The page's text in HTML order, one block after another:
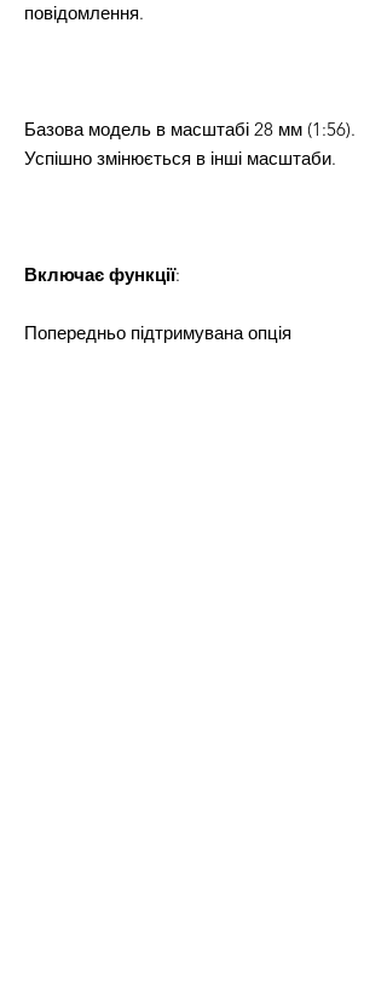
повідомлення.
Базова модель в масштабі 28 мм (1:56).
Успішно змінюється в інші масштаби.
Включає функції:
Попередньо підтримувана опція